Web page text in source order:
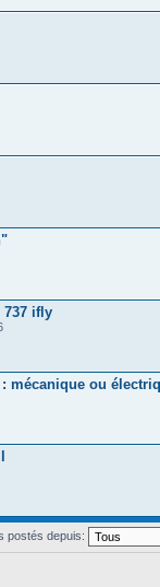
ifly
mécanique ou
postés depuis: